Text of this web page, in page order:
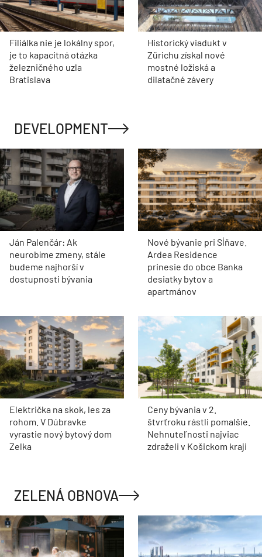
Filiálka nie je lokálny spor,
je to kapacitná otázka
železničného uzla
Bratislava
Historický viadukt v
Zürichu získal nové
mostné ložiská a
dilatačné závery
DEVELOPMENT
Ján Palenčár: Ak
neurobíme zmeny, stále
budeme najhorší v
dostupnosti bývania
Nové bývanie pri Sĺňave.
Ardea Residence
prinesie do obce Banka
desiatky bytov a
apartmánov
Električka na skok, les za
rohom. V Dúbravke
vyrastie nový bytový dom
Zelka
Ceny bývania v 2.
štvrťroku rástli pomalšie.
Nehnuteľnosti najviac
zdraželi v Košickom kraji
ZELENÁ OBNOVA